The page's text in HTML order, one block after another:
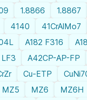
1.8866 1.8867
4140 41CrAlMo7
A182 F316
A42CP-AP-FP
Cu-ETP
MZ5 MZ6 MZ6H